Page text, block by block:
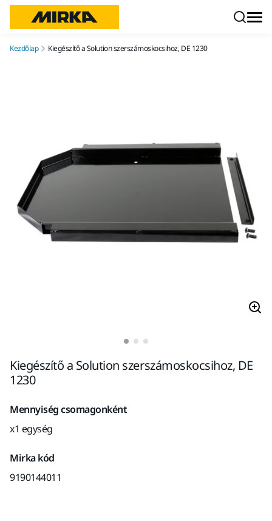
Kezdőlap Kiegészítő a Solution szerszámoskocsihoz, DE 1230
Kiegészítő a Solution szerszámoskocsihoz, DE
1230
Mennyiség csomagonként
x1 egység
Mirka kód
9190144011